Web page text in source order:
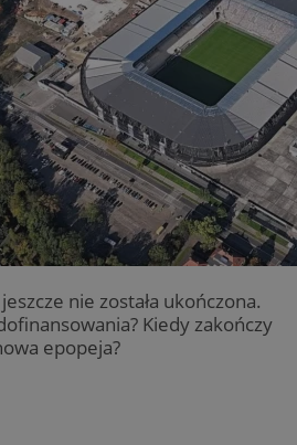
nie została ukończona.
Kiedy zakończy
epopeja?